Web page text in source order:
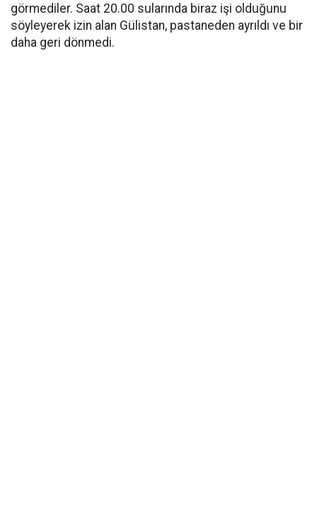
görmediler. Saat 20.00 sularında biraz işi olduğunu
söyleyerek izin alan Gülistan, pastaneden ayrıldı ve bir
daha geri dönmedi.